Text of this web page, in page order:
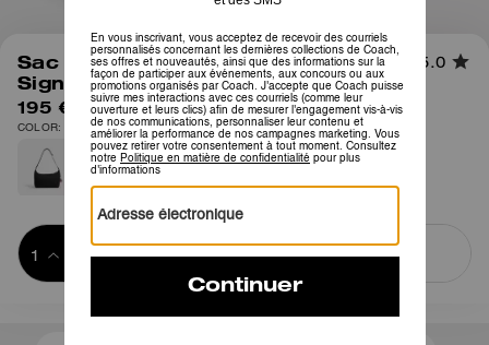
1/8
Sac bandoulière Leo en nylon
Signature
5.0
195 €
COLOR: Mousse profond
Ajouter au
BAG
ACHETER MAINTENANT